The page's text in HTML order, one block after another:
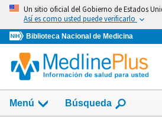
Omita
vaya
al
Contenido
Un sitio oficial del Gobierno de Estados
Así es como usted puede verificarlo
Biblioteca Nacional de Medicina
Menú Búsqueda